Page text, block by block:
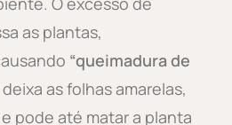
as plantas,
“queimadura de
as folhas amarelas,
pode até matar a planta